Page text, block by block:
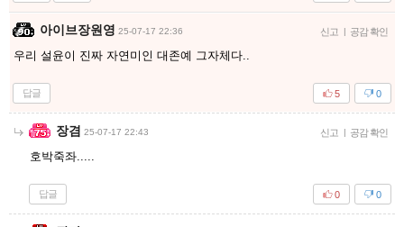
아이브장원영 25-07-17 22:36 신고 | 공감 확인
우리 설윤이 진짜 자연미인 대존예 그자체다..
답글 0
5
장겸 25-07-17 22:43 신고 | 공감 확인
호박죽좌.....
답글 0
0